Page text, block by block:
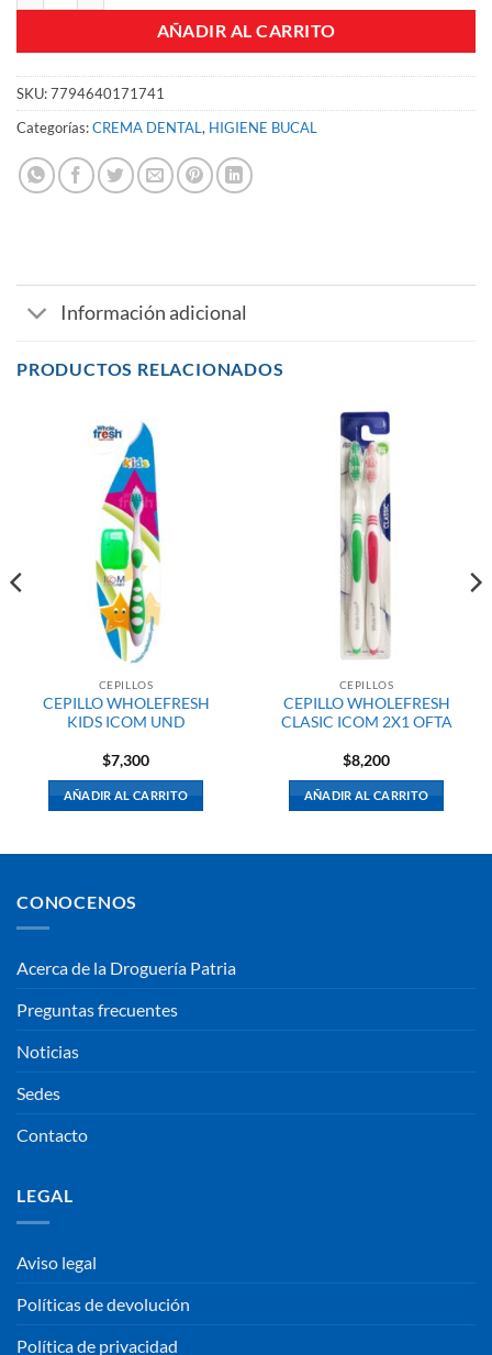
AÑADIR AL CARRITO
SKU:7794640171741
Categorías:CREMA DENTAL, HIGIENE BUCAL
Información adicional
PRODUCTOS RELACIONADOS
CEPILLOS
CEPILLO WHOLEFRESH
KIDS ICOM UND
$7,300
AÑADIR AL CARRITO
CEPILLOS
CEPILLO WHOLEFRESH
CLASIC ICOM 2X1 OFTA
$8,200
AÑADIR AL CARRITO
CONOCENOS
Acerca de la Droguería Patria
Preguntas frecuentes
Noticias
Sedes
Contacto
LEGAL
Aviso legal
Políticas de devolución
Política de privacidad